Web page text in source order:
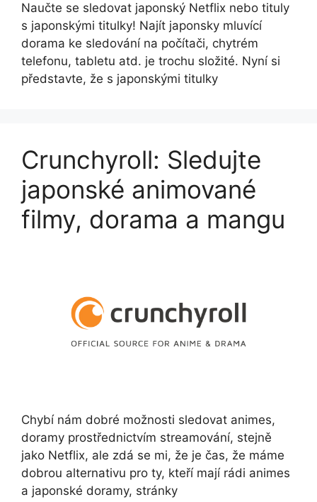
Naučte se sledovat japonský Netflix nebo tituly
s japonskými titulky! Najít japonsky mluvící
dorama ke sledování na počítači, chytrém
telefonu, tabletu atd. je trochu složité. Nyní si
představte, že s japonskými titulky
Crunchyroll: Sledujte
japonské animované
filmy, dorama a mangu
Chybí nám dobré možnosti sledovat animes,
doramy prostřednictvím streamování, stejně
jako Netflix, ale zdá se mi, že je čas, že máme
dobrou alternativu pro ty, kteří mají rádi animes
a japonské doramy, stránky